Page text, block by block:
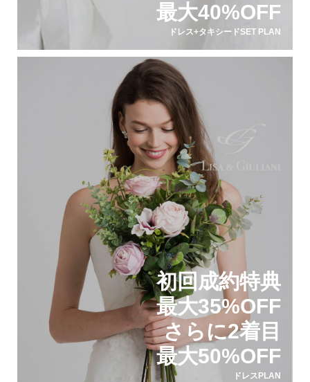
最大40%OFF
ドレス+タキシードSET PLAN
初回成約特典
最大35%OFF
さらに2着目
最大50%OFF
ドレスPLAN